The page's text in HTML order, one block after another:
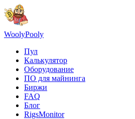
WoolyPooly
Пул
Калькулятор
Оборудование
ПО для майнинга
Биржи
FAQ
Блог
RigsMonitor